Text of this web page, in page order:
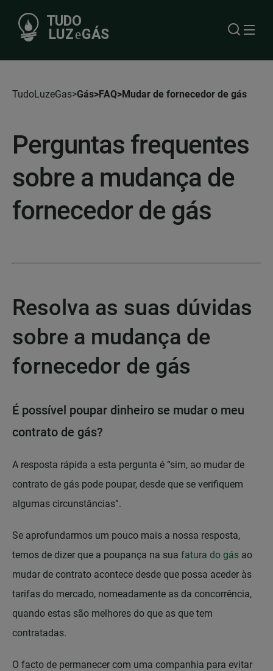
TudoLuzeGas Gás FAQ Mudar de fornecedor de gás
Perguntas frequentes
sobre a mudança de
fornecedor de gás
Resolva as suas dúvidas
sobre a mudança de
fornecedor de gás
É possível poupar dinheiro se mudar o meu
contrato de gás?
A resposta rápida a esta pergunta é “sim, ao mudar de
contrato de gás pode poupar, desde que se verifiquem
algumas circunstâncias”.
Se aprofundarmos um pouco mais a nossa resposta,
temos de dizer que a poupança na sua fatura do gás ao
mudar de contrato acontece desde que possa aceder às
tarifas do mercado, nomeadamente as da concorrência,
quando estas são melhores do que as que tem
contratadas.
O facto de permanecer com uma companhia para evitar